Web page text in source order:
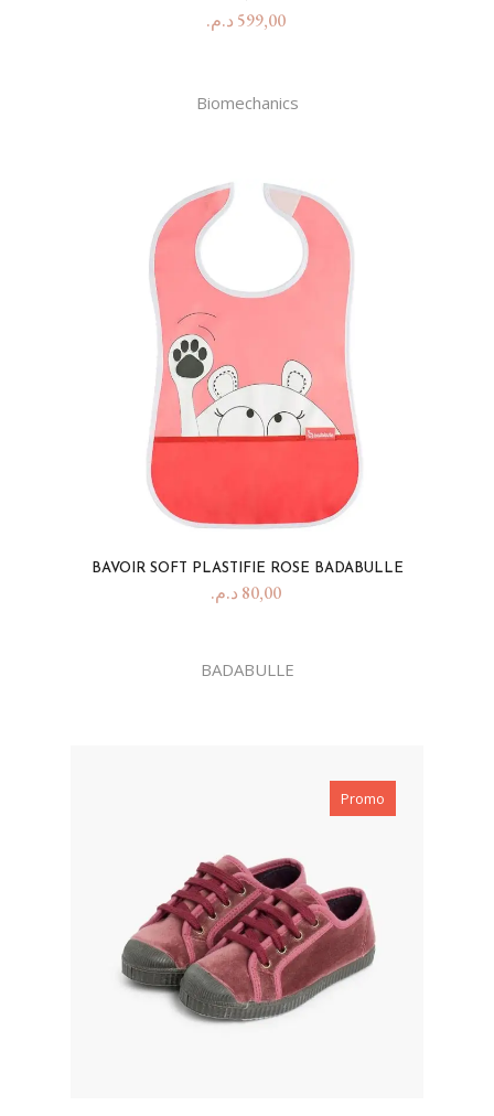
599,00 د.م.
Biomechanics
BAVOIR SOFT PLASTIFIE ROSE BADABULLE
80,00 د.م.
BADABULLE
Promo